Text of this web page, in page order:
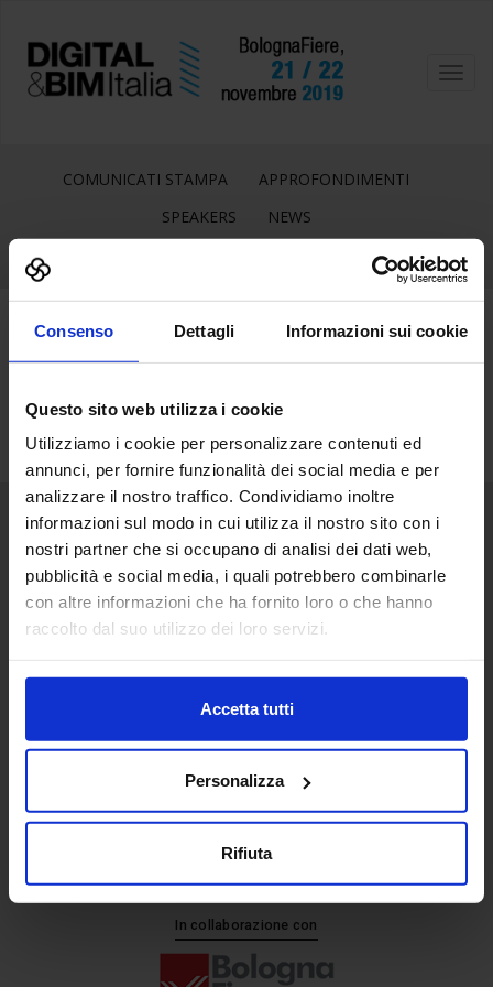
Consenso Dettagli Informazioni sui cookie
Questo sito web utilizza i cookie
Utilizziamo i cookie per personalizzare contenuti ed
annunci, per fornire funzionalità dei social media e per
analizzare il nostro traffico. Condividiamo inoltre
informazioni sul modo in cui utilizza il nostro sito con i
nostri partner che si occupano di analisi dei dati web,
pubblicità e social media, i quali potrebbero combinarle
con altre informazioni che ha fornito loro o che hanno
raccolto dal suo utilizzo dei loro servizi.
Accetta tutti
Personalizza
Rifiuta
COMUNICATI STAMPA
APPROFONDIMENTI
SPEAKERS
NEWS
Senaf srl
+ 39 051.325511
+ 39 02.332039460
In collaborazione con